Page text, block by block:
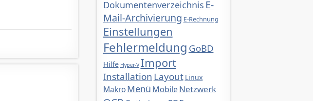
Dokumentenverzeichnis E-
Mail-Archivierung E-Rechnung
Einstellungen
Fehlermeldung GoBD
Hilfe Hyper-V Import
InstallationLayout Linux
Makro Menü Mobile Netzwerk